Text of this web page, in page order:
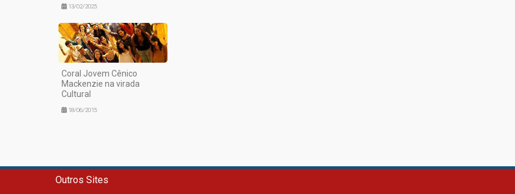
13/02/2025
Coral Jovem Cênico
Mackenzie na virada
Cultural
18/06/2015
Outros Sites